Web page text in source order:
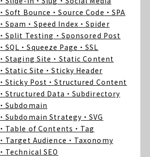
・Soft Bounce ・Source Code ・SPA
・Spam ・Speed Index ・Spider
・Split Testing ・Sponsored Post
・SQL ・Squeeze Page ・SSL
・Staging Site ・Static Content
・Static Site ・Sticky Header
・Sticky Post ・Structured Content
・Structured Data ・Subdirectory
・Subdomain
・Subdomain Strategy ・SVG
・Table of Contents ・Tag
・Target Audience ・Taxonomy
・Technical SEO